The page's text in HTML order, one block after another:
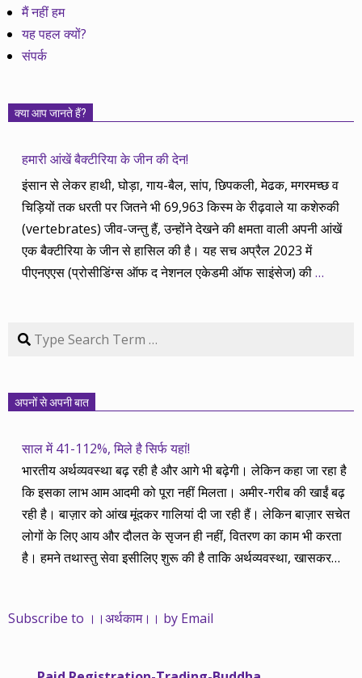
मैं नहीं हम
यह पहल क्यों?
संपर्क
क्या आप जानते हैं?
हमारी आंखें बैक्टीरिया के जीन की देन!
इंसान से लेकर हाथी, घोड़ा, गाय-बैल, सांप, छिपकली, मेढक, मगरमच्छ व
चिड़ियों तक धरती पर जितने भी 69,963 किस्म के रीढ़वाले या कशेरुकी
(vertebrates) जीव-जन्तु हैं, उन्होंने देखने की क्षमता वाली अपनी आंखें
एक बैक्टीरिया के जीन से हासिल की है। यह सच अप्रैल 2023 में
पीएनएएस (प्रोसीडिंग्स ऑफ द नेशनल एकेडमी ऑफ साइंसेज) की…
Search
अपनों से अपनी बात
साल में 41-112%, मिले है सिर्फ यहां!
भारतीय अर्थव्यवस्था बढ़ रही है और आगे भी बढ़ेगी। लेकिन कहा जा रहा है
कि इसका लाभ आम आदमी को पूरा नहीं मिलता। अमीर-गरीब की खाईं बढ़
रही है। बाज़ार को आंख मूंदकर गालियां दी जा रही हैं। लेकिन बाज़ार सचेत
लोगों के लिए आय और दौलत के सृजन ही नहीं, वितरण का काम भी करता
है। हमने तथास्तु सेवा इसीलिए शुरू की है ताकि अर्थव्यवस्था, खासकर
महंगाई की दर 10 प्रतिशत से ऊपर रहती है। वे भागकर जाते हैं सोने और
Subscribe to ।।अर्थकाम।। by Email